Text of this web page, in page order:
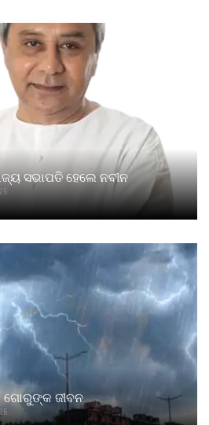
ସଭାପତି ହେଲେ ନବୀନ
ଗୋରୁଙ୍କ ଜୀବନ